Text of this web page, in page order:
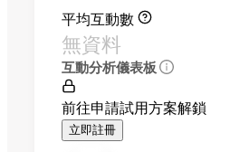
平均互動數
無資料
互動分析儀表板
前往申請試用方案解鎖
立即註冊